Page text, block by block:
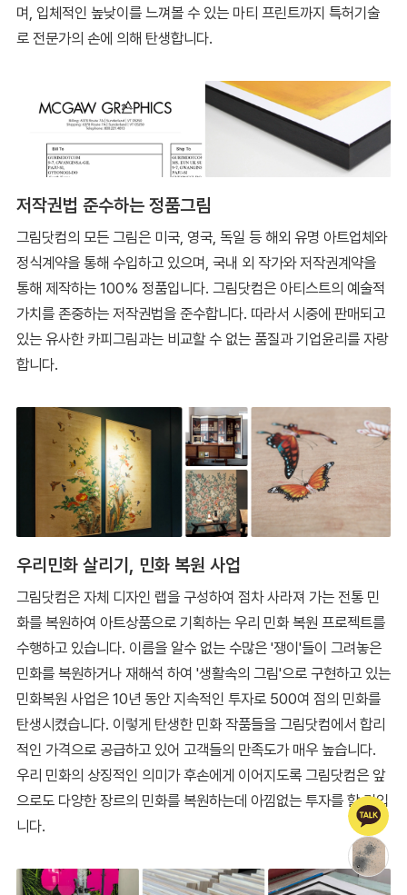
며, 입체적인 높낮이를 느껴볼 수 있는 마티 프린트까지 특허기술
로 전문가의 손에 의해 탄생합니다.
저작권법 준수하는 정품그림
그림닷컴의 모든 그림은 미국, 영국, 독일 등 해외 유명 아트업체와
정식계약을 통해 수입하고 있으며, 국내 외 작가와 저작권계약을
통해 제작하는 100% 정품입니다. 그림닷컴은 아티스트의 예술적
가치를 존중하는 저작권법을 준수합니다. 따라서 시중에 판매되고
있는 유사한 카피그림과는 비교할 수 없는 품질과 기업윤리를 자랑
합니다.
우리민화 살리기, 민화 복원 사업
그림닷컴은 자체 디자인 랩을 구성하여 점차 사라져 가는 전통 민
화를 복원하여 아트상품으로 기획하는 우리 민화 복원 프로젝트를
수행하고 있습니다. 이름을 알수 없는 수많은 '쟁이'들이 그려놓은
민화를 복원하거나 재해석 하여 '생활속의 그림'으로 구현하고 있는
민화복원 사업은 10년 동안 지속적인 투자로 500여 점의 민화를
탄생시켰습니다. 이렇게 탄생한 민화 작품들을 그림닷컴에서 합리
적인 가격으로 공급하고 있어 고객들의 만족도가 매우 높습니다.
우리 민화의 상징적인 의미가 후손에게 이어지도록 그림닷컴은 앞
으로도 다양한 장르의 민화를 복원하는데 아낌없는 투자를 할 것입
니다.